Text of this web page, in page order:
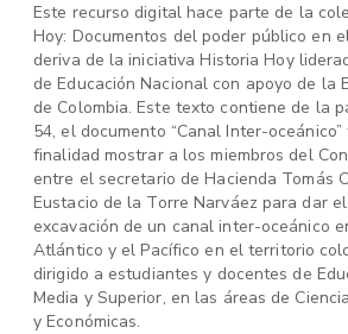
Este recurso digital hace parte de la
Hoy: Documentos del poder público en
deriva de la iniciativa Historia Hoy
de Educación Nacional con apoyo de la
de Colombia. Este texto contiene de la
54, el documento “Canal Inter-
finalidad mostrar a los miembros del
entre el secretario de Hacienda Tomás
Eustacio de la Torre Narváez para dar
excavación de un canal inter-oceánico
Atlántico y el Pacífico en el territorio
dirigido a estudiantes y docentes de
Media y Superior, en las áreas de
y Económicas.